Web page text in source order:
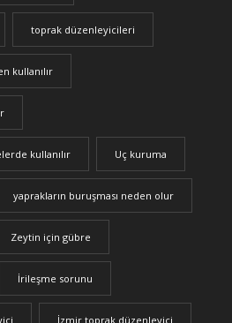
toprak düzenleyicileri
kullanılır
kullanılır Uç kuruma
yaprakların buruşması neden olur
Zeytin için gübre
İrileşme sorunu
İzmir toprak düzenleyici